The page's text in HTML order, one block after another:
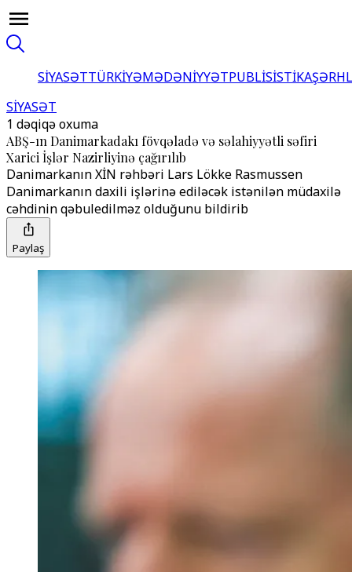
SİYASƏTTÜRKİYƏMƏDƏNİYYƏTPUBLİSİSTİKA
SİYASƏT
1 dəqiqə oxuma
ABŞ-ın Danimarkadakı fövqəladə və səlahiyyətli səfiri
Xarici İşlər Nazirliyinə çağırılıb
Danimarkanın XİN rəhbəri Lars Lökke Rasmussen
Danimarkanın daxili işlərinə ediləcək istənilən müdaxilə
cəhdinin qəbuledilməz olduğunu bildirib
Paylaş